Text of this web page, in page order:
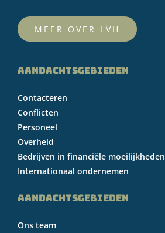
MEER OVER LVH
AANDACHTSGEBIEDEN
Contacteren
Conflicten
Personeel
Overheid
Bedrijven in financiële moeilijkheden
Internationaal ondernemen
AANDACHTSGEBIEDEN
Ons team